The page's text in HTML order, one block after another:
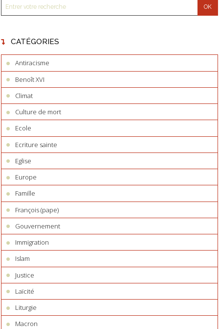
CATÉGORIES
Antiracisme
Benoît XVI
Climat
Culture de mort
Ecole
Ecriture sainte
Eglise
Europe
Famille
François (pape)
Gouvernement
Immigration
Islam
Justice
Laïcité
Liturgie
Macron